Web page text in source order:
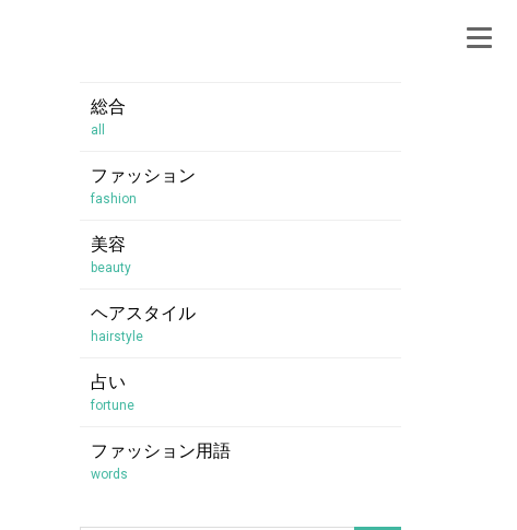
総合
all
ファッション
fashion
美容
beauty
ヘアスタイル
hairstyle
占い
fortune
ファッション用語
words